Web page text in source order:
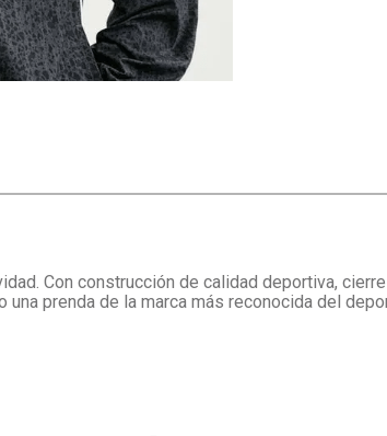
Con construcción de calidad deportiva,
prenda de la marca más reconocida del